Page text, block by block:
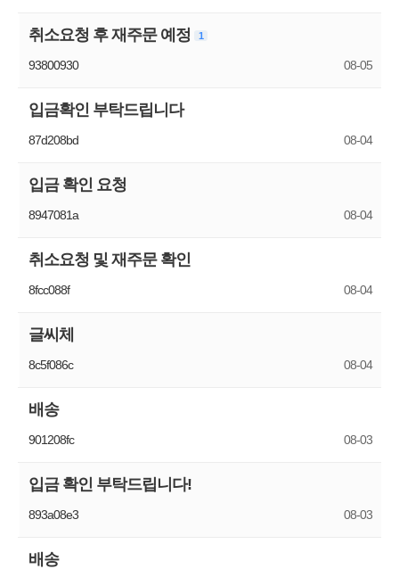
취소요청 후 재주문 예정 1
93800930 08-05
입금확인 부탁드립니다
87d208bd 08-04
입금 확인 요청
8947081a 08-04
취소요청 및 재주문 확인
8fcc088f 08-04
글씨체
8c5f086c 08-04
배송
901208fc 08-03
입금 확인 부탁드립니다!
893a08e3 08-03
배송